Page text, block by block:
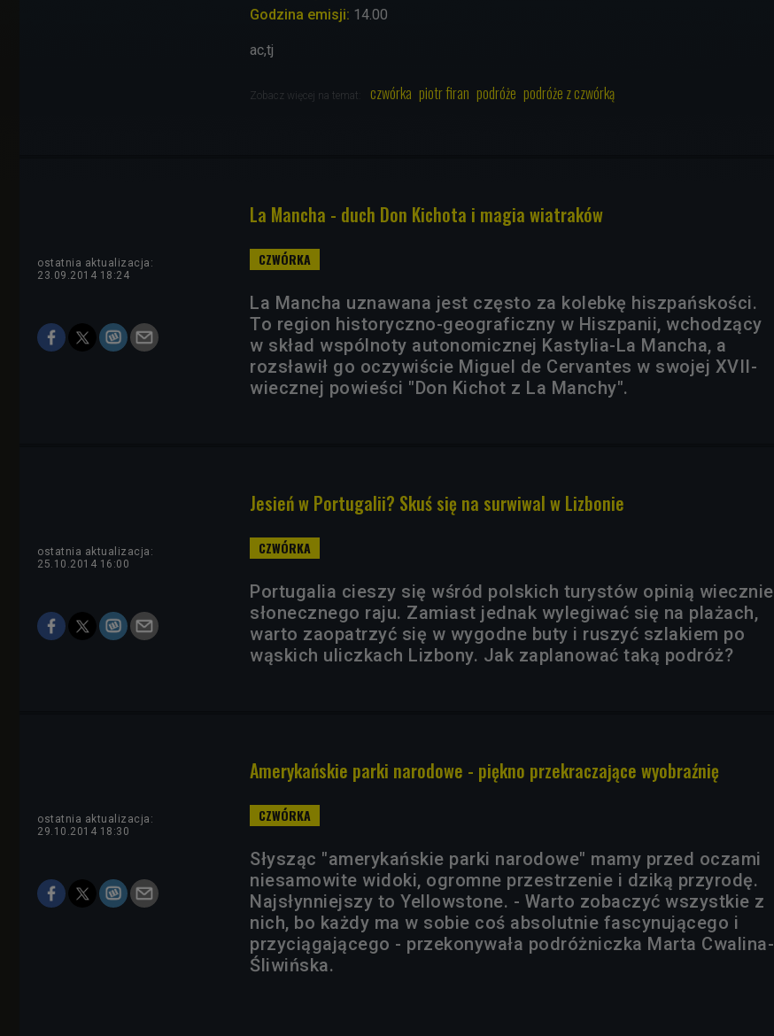
Godzina emisji: 14.00
ac,tj
Zobacz więcej na temat: czwórka piotr firan podróże podróże z czwórką
La Mancha - duch Don Kichota i magia wiatraków
ostatnia aktualizacja:
23.09.2014 18:24
La Mancha uznawana jest często za kolebkę hiszpańskości.
To region historyczno-geograficzny w Hiszpanii, wchodzący
w skład wspólnoty autonomicznej Kastylia-La Mancha, a
rozsławił go oczywiście Miguel de Cervantes w swojej XVII-
wiecznej powieści "Don Kichot z La Manchy".
Jesień w Portugalii? Skuś się na surwiwal w Lizbonie
ostatnia aktualizacja:
25.10.2014 16:00
Portugalia cieszy się wśród polskich turystów opinią wiecznie
słonecznego raju. Zamiast jednak wylegiwać się na plażach,
warto zaopatrzyć się w wygodne buty i ruszyć szlakiem po
wąskich uliczkach Lizbony. Jak zaplanować taką podróż?
Amerykańskie parki narodowe - piękno przekraczające wyobraźnię
ostatnia aktualizacja:
29.10.2014 18:30
Słysząc "amerykańskie parki narodowe" mamy przed oczami
niesamowite widoki, ogromne przestrzenie i dziką przyrodę.
Najsłynniejszy to Yellowstone. - Warto zobaczyć wszystkie z
nich, bo każdy ma w sobie coś absolutnie fascynującego i
przyciągającego - przekonywała podróżniczka Marta Cwalina-
Śliwińska.